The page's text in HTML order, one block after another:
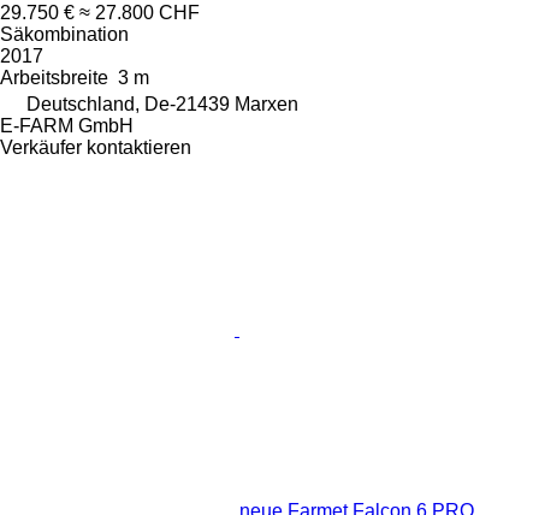
29.750 € ≈ 27.800 CHF
Säkombination
2017
Arbeitsbreite 3 m
Deutschland, De-21439 Marxen
E-FARM GmbH
Verkäufer kontaktieren
neue Farmet Falcon 6 PRO